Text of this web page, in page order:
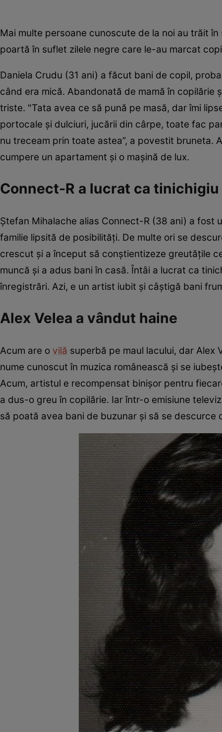
Mai multe persoane cunoscute de la noi au trăit
poartă în suflet zilele negre care le-au marcat
Daniela Crudu (31 ani) a făcut bani de copil,
când era mică. Abandonată de mamă în
triste. "Tata avea ce să pună pe masă, dar îmi
portocale şi dulciuri, jucării din cârpe, toate fac
nu treceam prin toate astea”, a povestit bruneta.
cumpere un apartament şi o maşină de lux.
Connect-R a lucrat ca tinichigiu
Ștefan Mihalache alias Connect-R (38 ani) a fost
familie lipsită de posibilităţi. De multe ori se
crescut şi a început să conştientizeze greutăţile
muncă şi a adus bani în casă. Întâi a lucrat ca
înregistrări. Azi, e un artist iubit și câștigă bani
Alex Velea a vândut haine
Acum are o vilă superbă pe maul lacului, dar Alex
nume cunoscut în muzica românească și se
Acum, artistul e recompensat binișor pentru
a dus-o greu în copilărie. Iar într-o emisiune
să poată avea bani de buzunar și să se descurce